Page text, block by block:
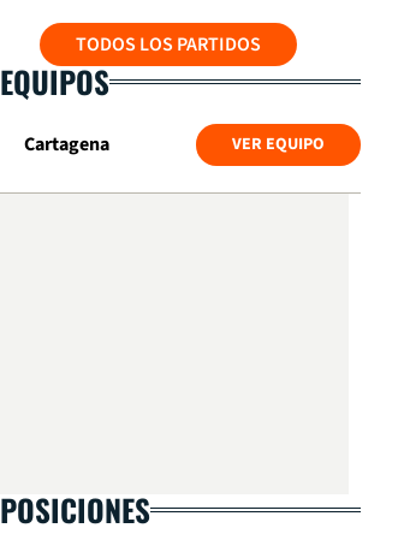
TODOS LOS PARTIDOS
EQUIPOS
Cartagena VER EQUIPO
POSICIONES